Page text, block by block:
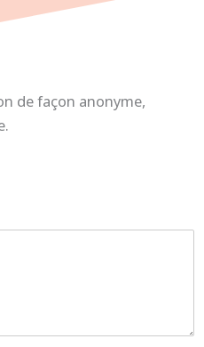
de façon anonyme,